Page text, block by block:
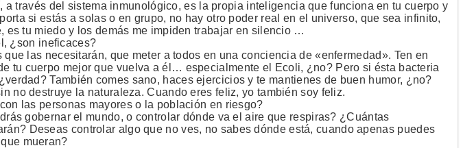
través del sistema inmunológico, es la propia inteligencia que funciona en tu cuerpo y
si estás a solas o en grupo, no hay otro poder real en el universo, que sea infinito,
es tu miedo y los demás me impiden trabajar en silencio …
¿son ineficaces?
las necesitarán, que meter a todos en una conciencia de «enfermedad». Ten en
tu cuerpo mejor que vuelva a él… especialmente el Ecoli, ¿no? Pero si ésta bacteria
También comes sano, haces ejercicios y te mantienes de buen humor, ¿no?
no destruye la naturaleza. Cuando eres feliz, yo también soy feliz.
las personas mayores o la población en riesgo?
gobernar el mundo, o controlar dónde va el aire que respiras? ¿Cuántas
Deseas controlar algo que no ves, no sabes dónde está, cuando apenas puedes
mueran?